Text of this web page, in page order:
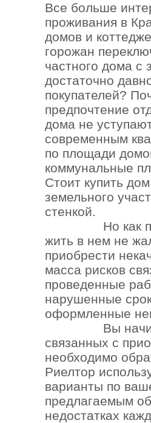
Все больше
проживания в
домов и
горожан
частного дома с
достаточно
покупателей?
предпочтение
дома не
современным
по площади
коммунальные
Стоит купить
земельного
стенкой.
Но как
жить в нем не
приобрести
масса рисков
проведенные
нарушенные
оформленные
Вы
связанных с
необходимо
Риелтор
варианты по
предлагаемым
недостатках